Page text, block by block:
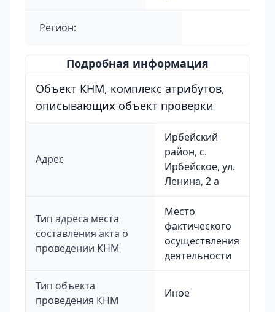
Регион:
Подробная информация
Объект КНМ, комплекс атрибутов,
описывающих объект проверки
Адрес
Ирбейский
район, с.
Ирбейское, ул.
Ленина, 2 а
Тип адреса места
составления акта о
проведении КНМ
Место
фактического
осуществления
деятельности
Тип объекта
проведения КНМ
Иное